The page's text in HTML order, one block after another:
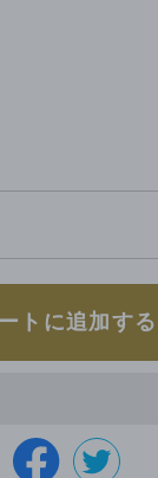
トに追加する
FACEBOOK
で
シ
TWITTER